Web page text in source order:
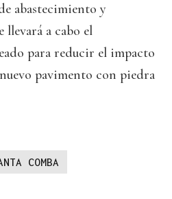
abastecimiento y
llevará a cabo el
para reducir el impacto
pavimento con piedra
COMBA